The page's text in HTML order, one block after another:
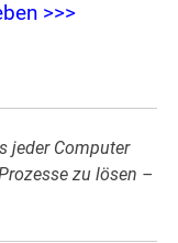
>>>
jeder Computer
zu lösen –